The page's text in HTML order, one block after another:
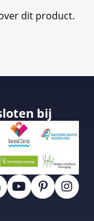
dit product.
bij